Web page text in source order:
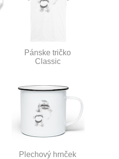
Pánske tričko
Classic
Plechový hrnček